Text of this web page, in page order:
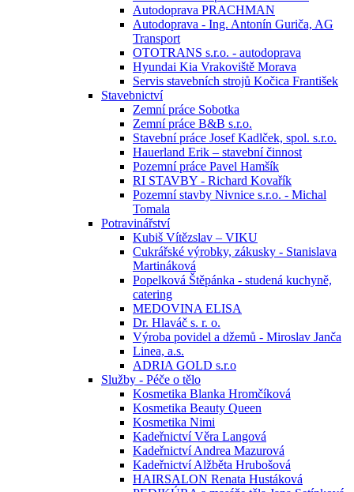
Autodoprava PRACHMAN
Autodoprava - Ing. Antonín Guriča, AG
Transport
OTOTRANS s.r.o. - autodoprava
Hyundai Kia Vrakoviště Morava
Servis stavebních strojů Kočica František
Stavebnictví
Zemní práce Sobotka
Zemní práce B&B s.r.o.
Stavební práce Josef Kadlček, spol. s.r.o.
Hauerland Erik – stavební činnost
Pozemní práce Pavel Hamšík
RI STAVBY - Richard Kovařík
Pozemní stavby Nivnice s.r.o. - Michal
Tomala
Potravinářství
Kubiš Vítězslav – VIKU
Cukrářské výrobky, zákusky - Stanislava
Martináková
Popelková Štěpánka - studená kuchyně,
catering
MEDOVINA ELISA
Dr. Hlaváč s. r. o.
Výroba povidel a džemů - Miroslav Janča
Linea, a.s.
ADRIA GOLD s.r.o
Služby - Péče o tělo
Kosmetika Blanka Hromčíková
Kosmetika Beauty Queen
Kosmetika Nimi
Kadeřnictví Věra Langová
Kadeřnictví Andrea Mazurová
Kadeřnictví Alžběta Hrubošová
HAIRSALON Renata Hustáková